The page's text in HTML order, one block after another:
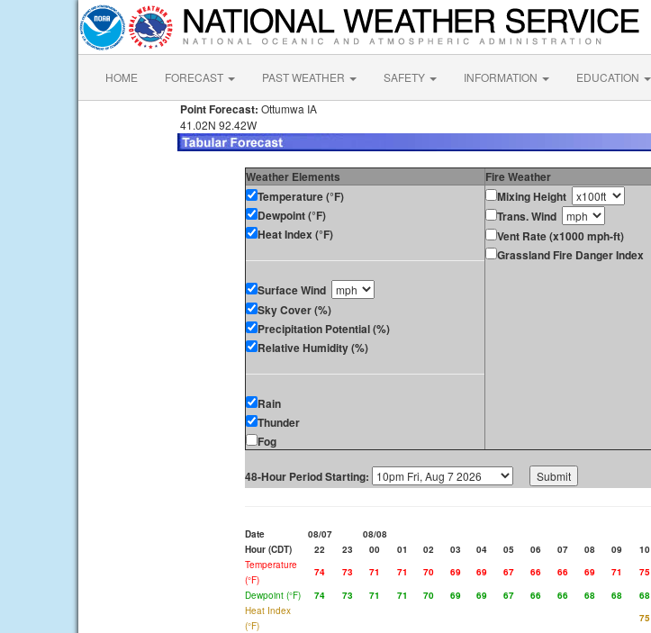
HOME FORECAST PAST WEATHER SAFETY INFORMATION EDUCATION
Point Forecast: Ottumwa IA
41.02N 92.42W
Weather Elements Fire Weather
Temperature (°F)
Dewpoint (°F)
Heat Index (°F)
Surface Wind
Sky Cover (%)
Precipitation Potential (%)
Relative Humidity (%)
Rain
Thunder
Fog
Mixing Height
Trans. Wind
Vent Rate (x1000 mph-ft)
Grassland Fire Danger Index
48-Hour Period Starting:
Date 08/07
08/08
Hour (CDT)
22 23 00 01 02 03 04 05 06 07 08 09 10
Temperature
(°F)
74 73 71 71 70 69 69 67 66 66 69 71 75
Dewpoint (°F)
74 73 71 71 70 69 69 67 66 66 68 68 68
Heat Index
(°F)
75